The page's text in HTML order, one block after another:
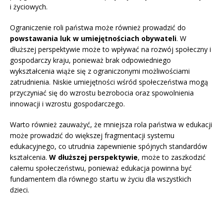
i życiowych.
Ograniczenie roli państwa może również prowadzić do
powstawania luk w umiejętnościach obywateli. W
dłuższej perspektywie może to wpływać na rozwój społeczny i
gospodarczy kraju, ponieważ brak odpowiedniego
wykształcenia wiąże się z ograniczonymi możliwościami
zatrudnienia. Niskie umiejętności wśród społeczeństwa mogą
przyczyniać się do wzrostu bezrobocia oraz spowolnienia
innowacji i wzrostu gospodarczego.
Warto również zauważyć, że mniejsza rola państwa w edukacji
może prowadzić do większej fragmentacji systemu
edukacyjnego, co utrudnia zapewnienie spójnych standardów
kształcenia. W dłuższej perspektywie, może to zaszkodzić
całemu społeczeństwu, ponieważ edukacja powinna być
fundamentem dla równego startu w życiu dla wszystkich
dzieci.